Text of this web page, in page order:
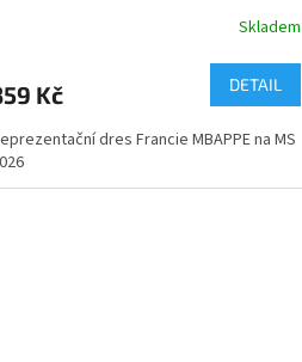
Skladem
Kč DETAIL
dres Francie MBAPPE na MS